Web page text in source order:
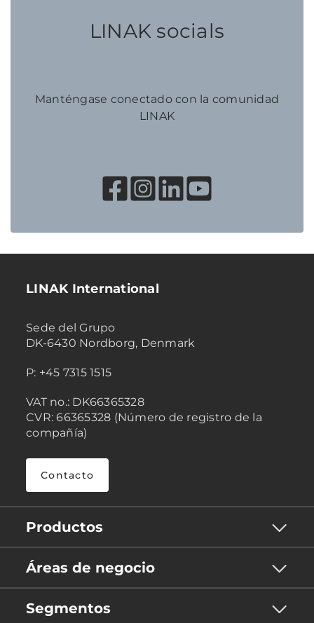
LINAK socials
Manténgase conectado con la comunidad
LINAK
LINAK International
Sede del Grupo
DK-6430 Nordborg, Denmark
P: +45 7315 1515
VAT no.: DK66365328
CVR: 66365328 (Número de registro de la
compañía)
Contacto
Productos
Áreas de negocio
Segmentos